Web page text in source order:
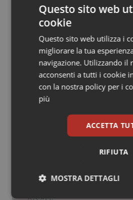
Salute orale & impianti
Sangue & coagulazione
Tiroide
Tumore al seno
Tumore ovarico
Potrebbe
Regioni e Asl
Settimana della
Spallanzani:
fotografano la
Questo sito web
cookie
Questo sito web utilizza i
migliorare la tua
navigazione. Utilizzando il
acconsenti a tutti i cookie
con la nostra policy per i
più
ACCETTA
RIFIUTA
MOSTRA DETTAGLI